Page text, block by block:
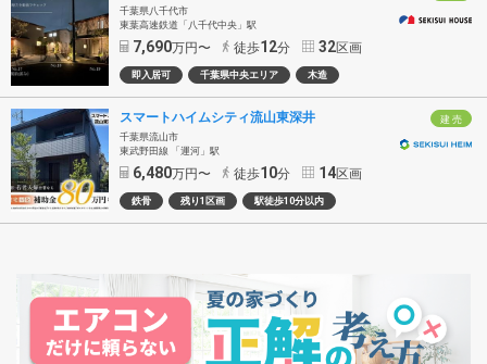
千葉県八千代市
東葉高速鉄道「八千代中央」駅
7,690万円〜 徒歩12分 32区画
即入居可 千葉県中央エリア 木造
建 売
スマートハイムシティ流山東深井
千葉県流山市
東武野田線 「運河」駅
6,480万円〜 徒歩10分 14区画
鉄骨 残り1区画 駅徒歩10分以内